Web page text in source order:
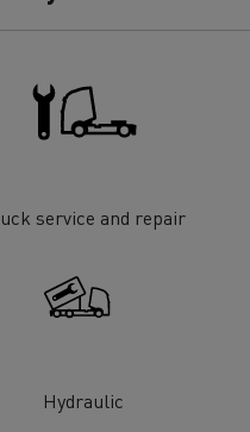
service and repair
Hydraulic